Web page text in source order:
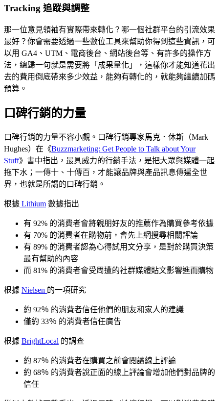
Tracking 追蹤與調整
那一位意見領袖有實際帶來轉化？哪一個社群平台的引流效果
最好？你會需要透過一些數位工具來幫助你得到這些資訊，可
以用 GA4、UTM、電商後台、網站後台等、有許多的操作方
法，總歸一句就是需要將「成果量化」，這樣你才能知道花出
去的費用倒底帶來多少效益，能夠有轉化的，就能夠繼續加碼
預算。
口碑行銷的力量
口碑行銷的力量不容小覷。口碑行銷專家馬克．休斯（Mark
Hughes）在《Buzzmarketing: Get People to Talk about Your
Stuff》書中指出，最具威力的行銷手法，是把大眾與媒體一起
拖下水；一傳十、十傳百，才能讓品牌與產品訊息傳遍全世
界，也就是所謂的口碑行銷。
根據 Lithium 數據指出
有 92% 的消費者會將親朋好友的推薦作為購買參考依據
有 70% 的消費者在購物前，會先上網搜尋相關評論
有 89% 的消費者認為心得試用文分享，是對於購買決策
最有幫助的內容
而 81% 的消費者會受周遭的社群媒體貼文影響進而購物
根據 Nielsen 的一項研究
約 92％ 的消費者信任他們的朋友和家人的建議
僅約 33％ 的消費者信任廣告
根據 BrightLocal 的調查
約 87％ 的消費者在購買之前會閱讀線上評論
約 68％ 的消費者說正面的線上評論會增加他們對品牌的
信任